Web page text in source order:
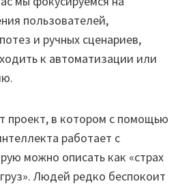
пользователей,
и ручных сценариев,
к автоматизации или
проект, в котором с помощью
работает с
можно описать как «страх
Людей редко беспокоит